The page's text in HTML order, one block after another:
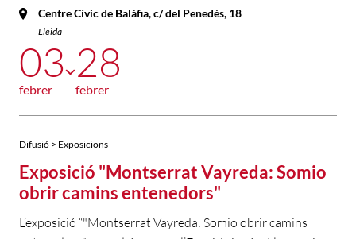
Centre Cívic de Balàfia, c/ del Penedès, 18
Lleida
03
febrer
28
febrer
Difusió > Exposicions
Exposició "Montserrat Vayreda: Somio
obrir camins entenedors"
L’exposició “"Montserrat Vayreda: Somio obrir camins